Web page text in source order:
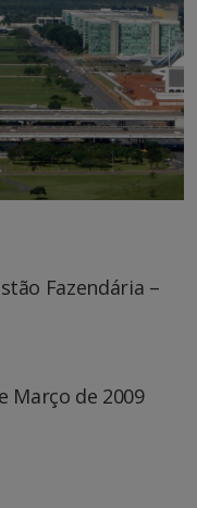
Fazendária –
Março de 2009